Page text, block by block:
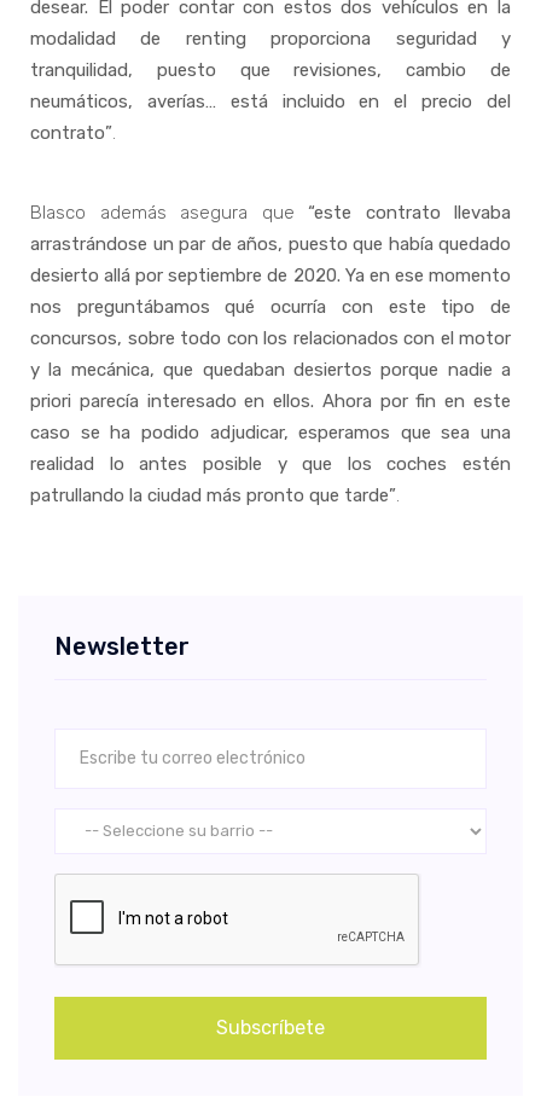
desear. El poder contar con estos dos vehículos en la
modalidad de renting proporciona seguridad y
tranquilidad, puesto que revisiones, cambio de
neumáticos, averías… está incluido en el precio del
contrato”.
Blasco además asegura que “este contrato llevaba
arrastrándose un par de años, puesto que había quedado
desierto allá por septiembre de 2020. Ya en ese momento
nos preguntábamos qué ocurría con este tipo de
concursos, sobre todo con los relacionados con el motor
y la mecánica, que quedaban desiertos porque nadie a
priori parecía interesado en ellos. Ahora por fin en este
caso se ha podido adjudicar, esperamos que sea una
realidad lo antes posible y que los coches estén
patrullando la ciudad más pronto que tarde”.
Newsletter
Subscríbete